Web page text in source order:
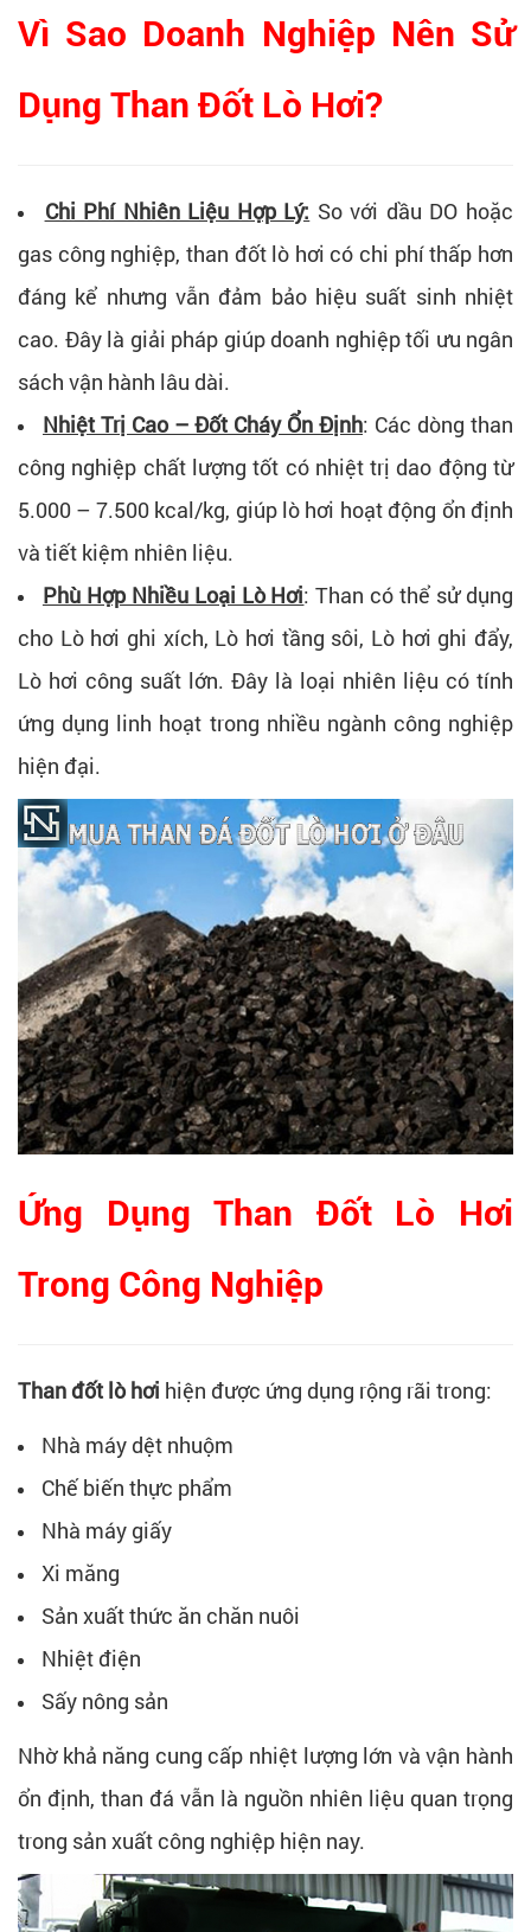
Vì Sao Doanh Nghiệp Nên Sử
Dụng Than Đốt Lò Hơi?
Chi Phí Nhiên Liệu Hợp Lý: So với dầu DO hoặc
gas công nghiệp, than đốt lò hơi có chi phí thấp hơn
đáng kể nhưng vẫn đảm bảo hiệu suất sinh nhiệt
cao. Đây là giải pháp giúp doanh nghiệp tối ưu ngân
sách vận hành lâu dài.
Nhiệt Trị Cao – Đốt Cháy Ổn Định: Các dòng than
công nghiệp chất lượng tốt có nhiệt trị dao động từ
5.000 – 7.500 kcal/kg, giúp lò hơi hoạt động ổn định
và tiết kiệm nhiên liệu.
Phù Hợp Nhiều Loại Lò Hơi:Than có thể sử dụng
cho Lò hơi ghi xích, Lò hơi tầng sôi, Lò hơi ghi đẩy,
Lò hơi công suất lớn. Đây là loại nhiên liệu có tính
ứng dụng linh hoạt trong nhiều ngành công nghiệp
hiện đại.
Ứng Dụng Than Đốt Lò Hơi
Trong Công Nghiệp
Than đốt lò hơi hiện được ứng dụng rộng rãi trong:
Nhà máy dệt nhuộm
Chế biến thực phẩm
Nhà máy giấy
Xi măng
Sản xuất thức ăn chăn nuôi
Nhiệt điện
Sấy nông sản
Nhờ khả năng cung cấp nhiệt lượng lớn và vận hành
ổn định, than đá vẫn là nguồn nhiên liệu quan trọng
trong sản xuất công nghiệp hiện nay.